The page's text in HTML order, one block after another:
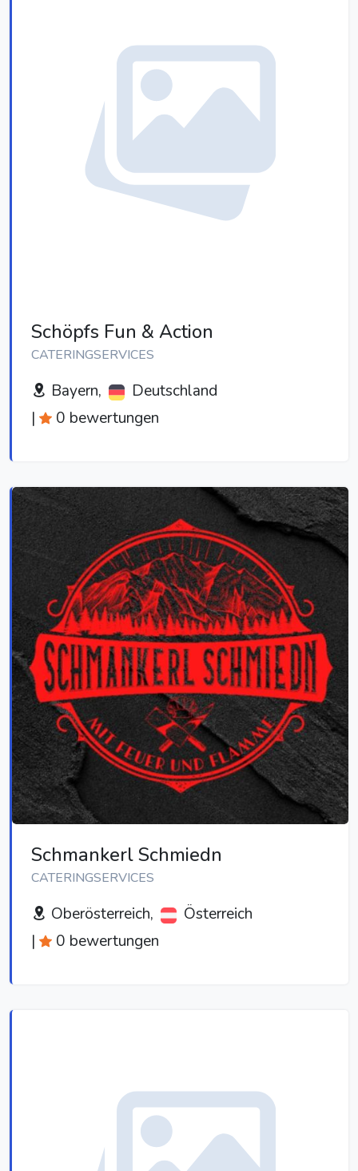
Schöpfs Fun & Action
CATERINGSERVICES
Bayern,
Deutschland
|
0 bewertungen
Schmankerl Schmiedn
CATERINGSERVICES
Oberösterreich,
Österreich
|
0 bewertungen